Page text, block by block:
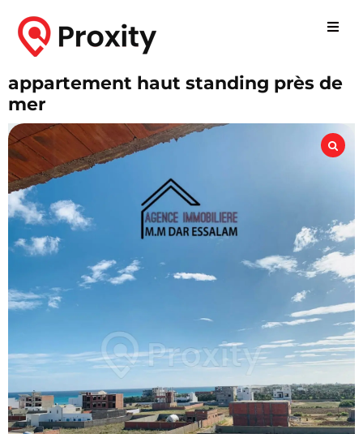
appartement haut standing près de
mer